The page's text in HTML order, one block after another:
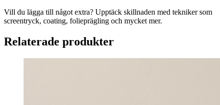
Vill du lägga till något extra? Upptäck skillnaden med tekniker som
screentryck, coating, folieprägling och mycket mer.
Relaterade produkter